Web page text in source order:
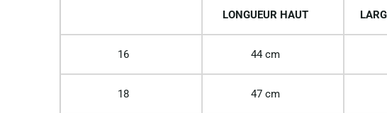
LONGUEUR HAUT
16 44 cm
18 47 cm